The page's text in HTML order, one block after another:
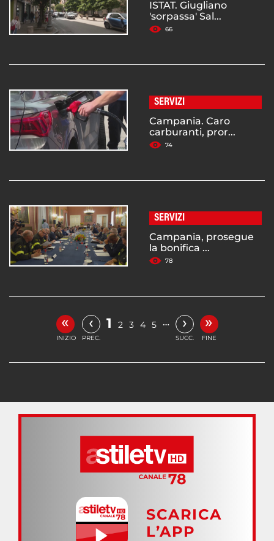
ISTAT. Giugliano
'sorpassa' Sal...
66
SERVIZI
Campania. Caro
carburanti, pror...
74
SERVIZI
Campania, prosegue
la bonifica ...
78
«
INIZIO
‹
PREC.
1 2 3 4 5 … ›
SUCC.
»
FINE
SCARICA
L’APP